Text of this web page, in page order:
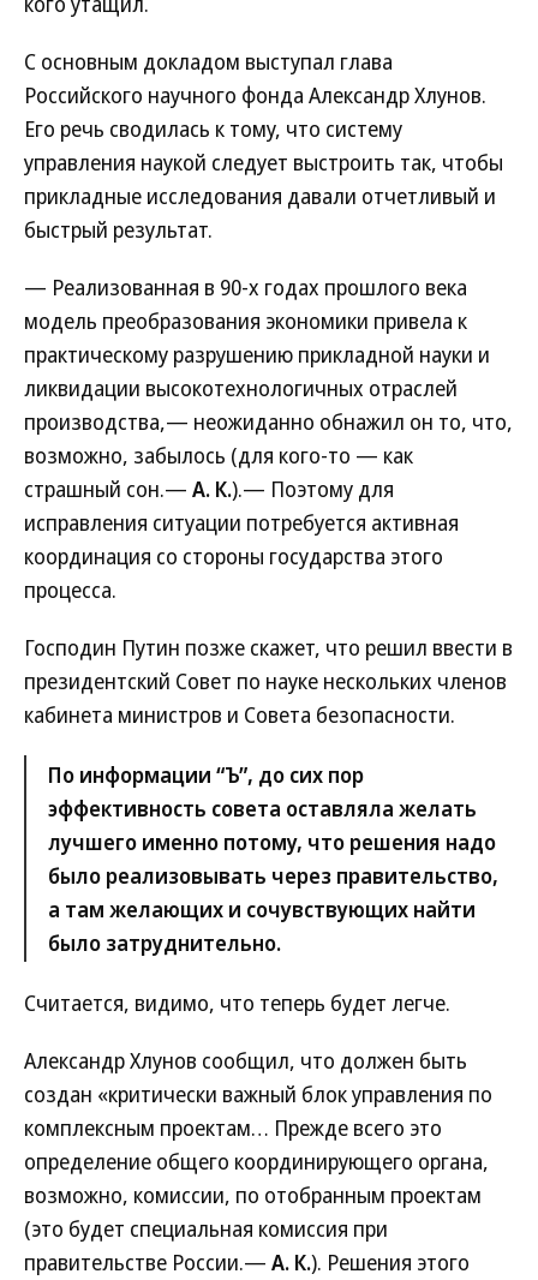
С основным докладом выступал глава
Российского научного фонда Александр Хлунов.
Его речь сводилась к тому, что систему
управления наукой следует выстроить так, чтобы
прикладные исследования давали отчетливый и
быстрый результат.
— Реализованная в 90-х годах прошлого века
модель преобразования экономики привела к
практическому разрушению прикладной науки и
ликвидации высокотехнологичных отраслей
производства,— неожиданно обнажил он то, что,
возможно, забылось (для кого-то — как
страшный сон.— А. К.).— Поэтому для
исправления ситуации потребуется активная
координация со стороны государства этого
процесса.
Господин Путин позже скажет, что решил ввести в
президентский Совет по науке нескольких членов
кабинета министров и Совета безопасности.
По информации “Ъ”, до сих пор
эффективность совета оставляла желать
лучшего именно потому, что решения надо
было реализовывать через правительство,
а там желающих и сочувствующих найти
было затруднительно.
Считается, видимо, что теперь будет легче.
Александр Хлунов сообщил, что должен быть
создан «критически важный блок управления по
комплексным проектам… Прежде всего это
определение общего координирующего органа,
возможно, комиссии, по отобранным проектам
(это будет специальная комиссия при
правительстве России.— А. К.). Решения этого